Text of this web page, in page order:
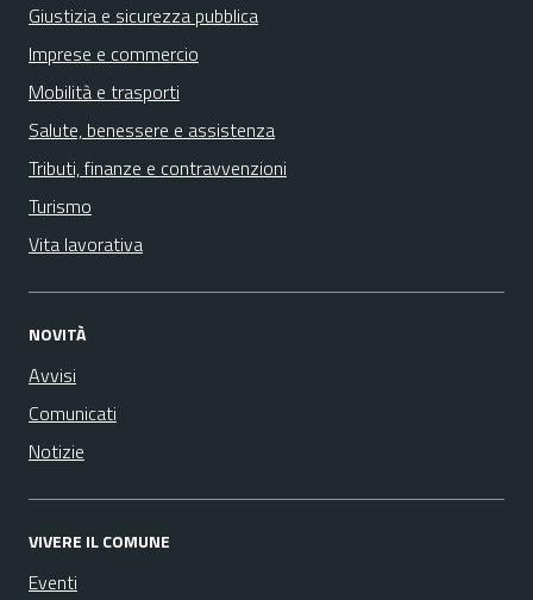
Giustizia e sicurezza pubblica
Imprese e commercio
Mobilità e trasporti
Salute, benessere e assistenza
Tributi, finanze e contravvenzioni
Turismo
Vita lavorativa
NOVITÀ
Avvisi
Comunicati
Notizie
VIVERE IL COMUNE
Eventi